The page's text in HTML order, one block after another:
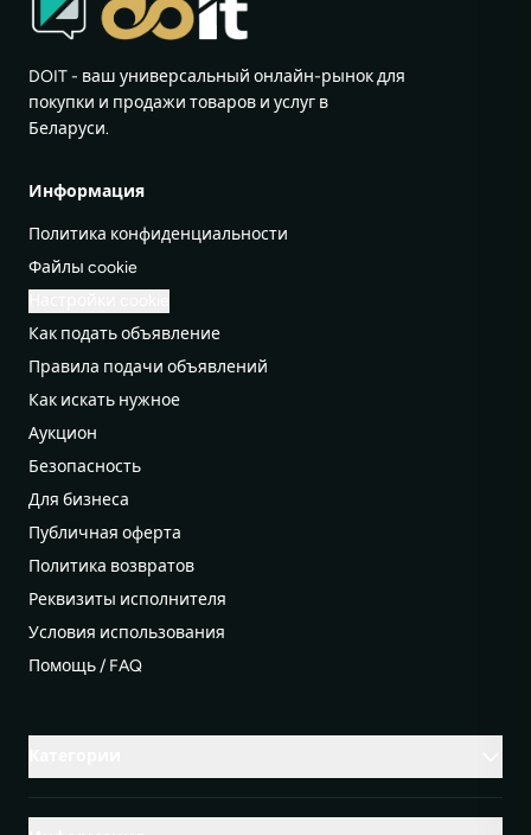
DOIT - ваш универсальный онлайн-рынок для
покупки и продажи товаров и услуг в
Беларуси.
Информация
Политика конфиденциальности
Файлы cookie
Как подать объявление
Правила подачи объявлений
Как искать нужное
Аукцион
Безопасность
Для бизнеса
Публичная оферта
Политика возвратов
Реквизиты исполнителя
Условия использования
Помощь / FAQ